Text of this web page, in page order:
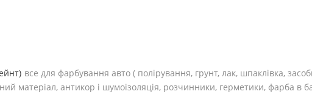
все для фарбування авто ( полірування, грунт, лак, шпаклівка,
матеріал, антикор і шумоізоляція, розчинники, герметики, фарба в